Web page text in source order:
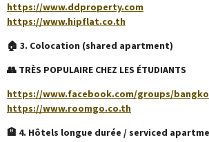
https://www.ddproperty.com
https://www.hipflat.co.th
🏠 3. Colocation (shared apartment)
👥 TRÈS POPULAIRE CHEZ LES ÉTUDIANTS
https://www.facebook.com/groups/
https://www.roomgo.co.th
🏨 4. Hôtels longue durée / serviced